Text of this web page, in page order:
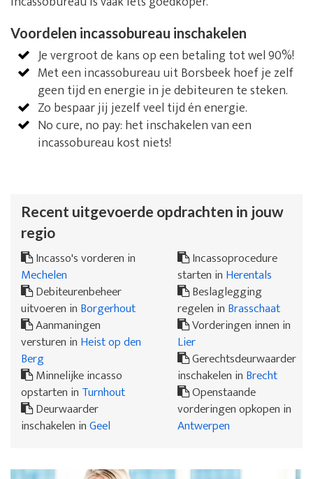
Voordelen incassobureau inschakelen
Je vergroot de kans op een betaling tot wel 90%!
Met een incassobureau uit Borsbeek hoef je zelf
geen tijd en energie in je debiteuren te steken.
Zo bespaar jij jezelf veel tijd én energie.
No cure, no pay: het inschakelen van een
incassobureau kost niets!
Recent uitgevoerde opdrachten in jouw
regio
Incasso's vorderen in
Mechelen
Debiteurenbeheer
uitvoeren in Borgerhout
Aanmaningen
versturen in Heist op den
Berg
Minnelijke incasso
opstarten in Turnhout
Deurwaarder
inschakelen inGeel
Incassoprocedure
starten in Herentals
Beslaglegging
regelen in Brasschaat
Vorderingen innen in
Lier
Gerechtsdeurwaarder
inschakelen in Brecht
Openstaande
vorderingen opkopen in
Antwerpen